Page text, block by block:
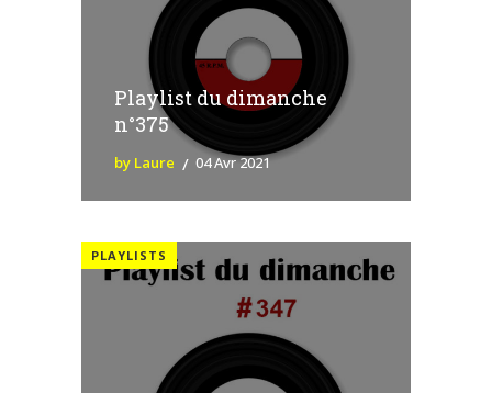
Playlist du dimanche
n°375
by Laure 04 Avr 2021
PLAYLISTS